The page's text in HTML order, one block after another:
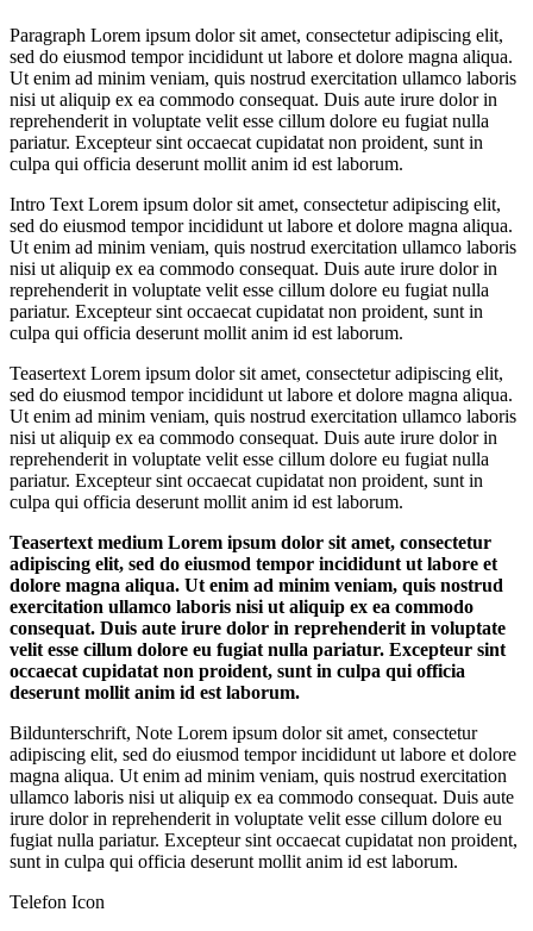
Paragraph Lorem ipsum dolor sit amet, consectetur adipiscing elit,
sed do eiusmod tempor incididunt ut labore et dolore magna aliqua.
Ut enim ad minim veniam, quis nostrud exercitation ullamco laboris
nisi ut aliquip ex ea commodo consequat. Duis aute irure dolor in
reprehenderit in voluptate velit esse cillum dolore eu fugiat nulla
pariatur. Excepteur sint occaecat cupidatat non proident, sunt in
culpa qui officia deserunt mollit anim id est laborum.
Intro Text Lorem ipsum dolor sit amet, consectetur adipiscing elit,
sed do eiusmod tempor incididunt ut labore et dolore magna aliqua.
Ut enim ad minim veniam, quis nostrud exercitation ullamco laboris
nisi ut aliquip ex ea commodo consequat. Duis aute irure dolor in
reprehenderit in voluptate velit esse cillum dolore eu fugiat nulla
pariatur. Excepteur sint occaecat cupidatat non proident, sunt in
culpa qui officia deserunt mollit anim id est laborum.
Teasertext Lorem ipsum dolor sit amet, consectetur adipiscing elit,
sed do eiusmod tempor incididunt ut labore et dolore magna aliqua.
Ut enim ad minim veniam, quis nostrud exercitation ullamco laboris
nisi ut aliquip ex ea commodo consequat. Duis aute irure dolor in
reprehenderit in voluptate velit esse cillum dolore eu fugiat nulla
pariatur. Excepteur sint occaecat cupidatat non proident, sunt in
culpa qui officia deserunt mollit anim id est laborum.
Teasertext medium Lorem ipsum dolor sit amet, consectetur
adipiscing elit, sed do eiusmod tempor incididunt ut labore et
dolore magna aliqua. Ut enim ad minim veniam, quis nostrud
exercitation ullamco laboris nisi ut aliquip ex ea commodo
consequat. Duis aute irure dolor in reprehenderit in voluptate
velit esse cillum dolore eu fugiat nulla pariatur. Excepteur sint
occaecat cupidatat non proident, sunt in culpa qui officia
deserunt mollit anim id est laborum.
Bildunterschrift, Note Lorem ipsum dolor sit amet, consectetur
adipiscing elit, sed do eiusmod tempor incididunt ut labore et dolore
magna aliqua. Ut enim ad minim veniam, quis nostrud exercitation
ullamco laboris nisi ut aliquip ex ea commodo consequat. Duis aute
irure dolor in reprehenderit in voluptate velit esse cillum dolore eu
fugiat nulla pariatur. Excepteur sint occaecat cupidatat non proident,
sunt in culpa qui officia deserunt mollit anim id est laborum.
Telefon Icon